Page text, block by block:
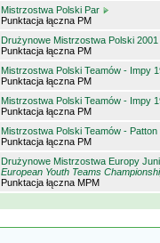
Mistrzostwa Polski Par
Punktacja łączna PM
Drużynowe Mistrzostwa Polski 2001
Punktacja łączna PM
Mistrzostwa Polski Teamów - Impy
Punktacja łączna PM
Mistrzostwa Polski Teamów - Impy
Punktacja łączna PM
Mistrzostwa Polski Teamów - Patton
Punktacja łączna PM
Drużynowe Mistrzostwa Europy
European Youth Teams
Punktacja łączna MPM